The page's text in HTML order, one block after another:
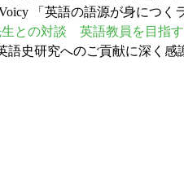
「英語の語源が身につ
生との対談 英語教員を目指
語史研究へのご貢献に深く